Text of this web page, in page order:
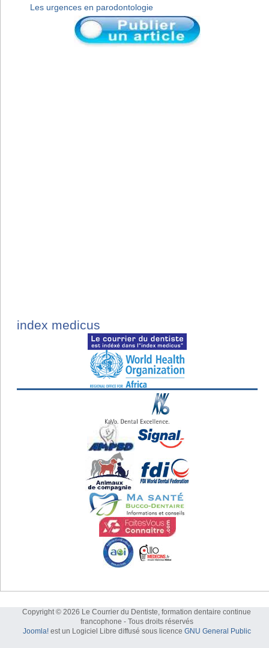
Les urgences en parodontologie
index medicus
Copyright © 2026 Le Courrier du Dentiste, formation dentaire continue
francophone - Tous droits réservés
Joomla!est un Logiciel Libre diffusé sous licence GNU General Public